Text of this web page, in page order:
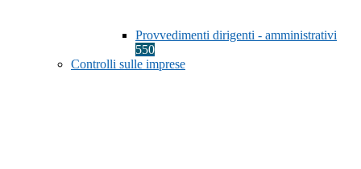
Provvedimenti dirigenti - amministrativi
550
Controlli sulle imprese